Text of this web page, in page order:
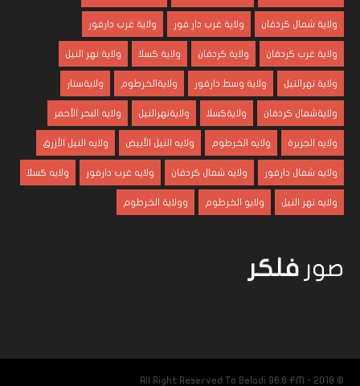
ولاية شمال كردفان ولاية غرب دار فور ولاية غرب دارفور
ولاية غرب كردفان ولاية كردفان ولاية كسلا ولاية نهر النيل
ولاية نهرالنيل ولاية وسط دارفور ولايةالخرطوم ولايةسنار
ولايةشمال كردفان ولايةكسلا ولايةنهرالنيل ولايه البحر الأحمر
ولايه الجزيرة ولايه الخرطوم ولايه النيل الأبيض ولايه النيل الأزرق
ولايه شمال دارفور ولايه شمال كردفان ولايه غرب دارفور ولايه كسلا
ولايه نهر النيل ولايو الخرطوم وولاية الخرطوم
صور فلكر
© 2018 - All Right Reserved To Beladi 96.6 FM